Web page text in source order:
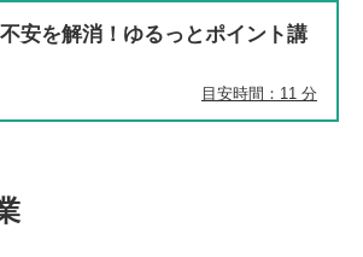
安を解消！ゆるっとポイント講
目安時間：11 分